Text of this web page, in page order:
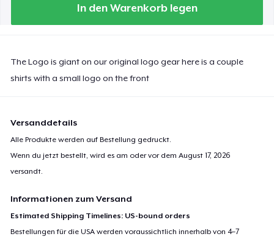
In den Warenkorb legen
The Logo is giant on our original logo gear here is a couple
shirts with a small logo on the front
Versanddetails
Alle Produkte werden auf Bestellung gedruckt.
Wenn du jetzt bestellt, wird es am oder vor demAugust 17, 2026
versandt.
Informationen zum Versand
Estimated Shipping Timelines: US-bound orders
Bestellungen für die USA werden voraussichtlich innerhalb von 4–7